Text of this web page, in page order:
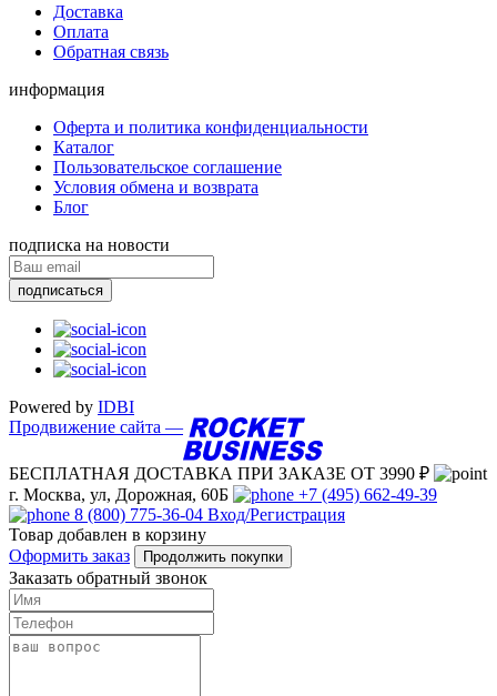
Доставка
Оплата
Обратная связь
информация
Оферта и политика конфиденциальности
Каталог
Пользовательское соглашение
Условия обмена и возврата
Блог
подписка на новости
подписаться
Powered by IDBI
Продвижение сайта —
БЕСПЛАТНАЯ ДОСТАВКА ПРИ ЗАКАЗЕ ОТ 3990 ₽
г. Москва, ул, Дорожная, 60Б
+7 (495) 662-49-39
8 (800) 775-36-04 Вход/Регистрация
Товар добавлен в корзину
Оформить заказ
Продолжить покупки
Заказать обратный звонок